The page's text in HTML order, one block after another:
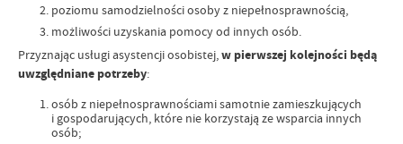
poziomu samodzielności osoby z niepełnosprawnością,
możliwości uzyskania pomocy od innych osób.
Przyznając usługi asystencji osobistej,w pierwszej kolejności będą
uwzględniane potrzeby:
osób z niepełnosprawnościami samotnie zamieszkujących
i gospodarujących, które nie korzystają ze wsparcia innych
osób;